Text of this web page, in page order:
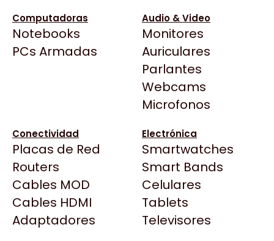
Computadoras
Notebooks
PCs Armadas
Audio & Video
Monitores
Auriculares
Parlantes
Webcams
Microfonos
Conectividad
Placas de Red
Routers
Cables MOD
Cables HDMI
Adaptadores
Electrónica
Smartwatches
Smart Bands
Celulares
Tablets
Televisores
BenQ
CX
Cooler Master
Deepcool
Dell
EVGA
Gamemax
Genesis
Genius
Todas las Tiendas
Click Gaming
Compufan Store
Dinobyte
Full H4rd
Gaming City
Gezatek
$390.799
Ver producto en la página de Max Tecno